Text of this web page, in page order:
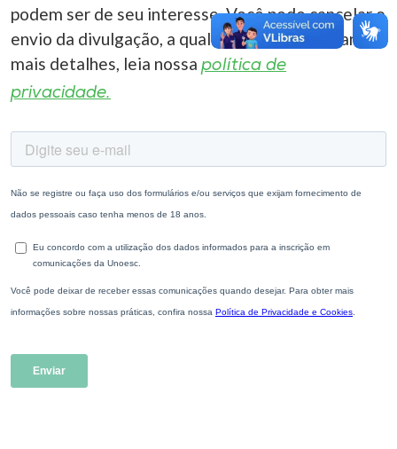
podem ser de seu interesse. Você pode cancelar o
envio da divulgação, a qualquer momento. Para
mais detalhes, leia nossa política de
privacidade.